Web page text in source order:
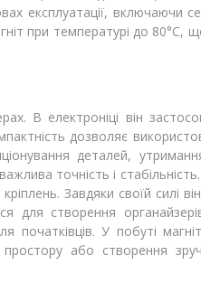
експлуатації, включаючи
при температурі до 80°C,
В електроніці він
дозволяє
деталей,
точність і
Завдяки своїй силі
для створення
початківців. У побуті
простору або створення